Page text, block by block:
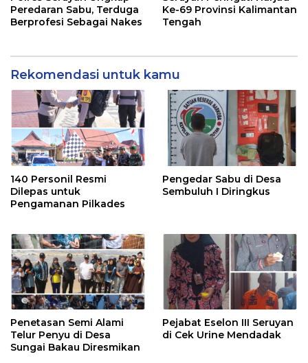
Peredaran Sabu, Terduga
Berprofesi Sebagai Nakes
Ke-69 Provinsi Kalimantan
Tengah
Rekomendasi untuk kamu
140 Personil Resmi
Dilepas untuk
Pengamanan Pilkades
Pengedar Sabu di Desa
Sembuluh I Diringkus
Penetasan Semi Alami
Telur Penyu di Desa
Sungai Bakau Diresmikan
Pejabat Eselon III Seruyan
di Cek Urine Mendadak